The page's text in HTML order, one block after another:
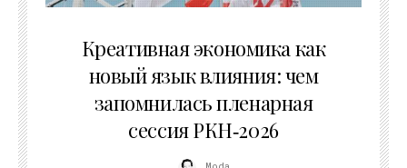
Креативная экономика как
новый язык влияния: чем
запомнилась пленарная
сессия РКН‑2026